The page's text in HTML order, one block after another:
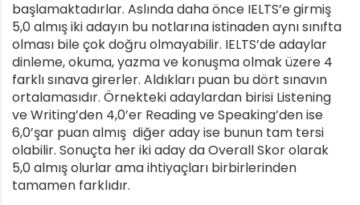
başlamaktadırlar. Aslında daha önce IELTS’e girmiş
5,0 almış iki adayın bu notlarına istinaden aynı sınıfta
olması bile çok doğru olmayabilir. IELTS’de adaylar
dinleme, okuma, yazma ve konuşma olmak üzere 4
farklı sınava girerler. Aldıkları puan bu dört sınavın
ortalamasıdır. Örnekteki adaylardan birisi Listening
ve Writing’den 4,0’er Reading ve Speaking’den ise
6,0’şar puan almış diğer aday ise bunun tam tersi
olabilir. Sonuçta her iki aday da Overall Skor olarak
5,0 almış olurlar ama ihtiyaçları birbirlerinden
tamamen farklıdır.